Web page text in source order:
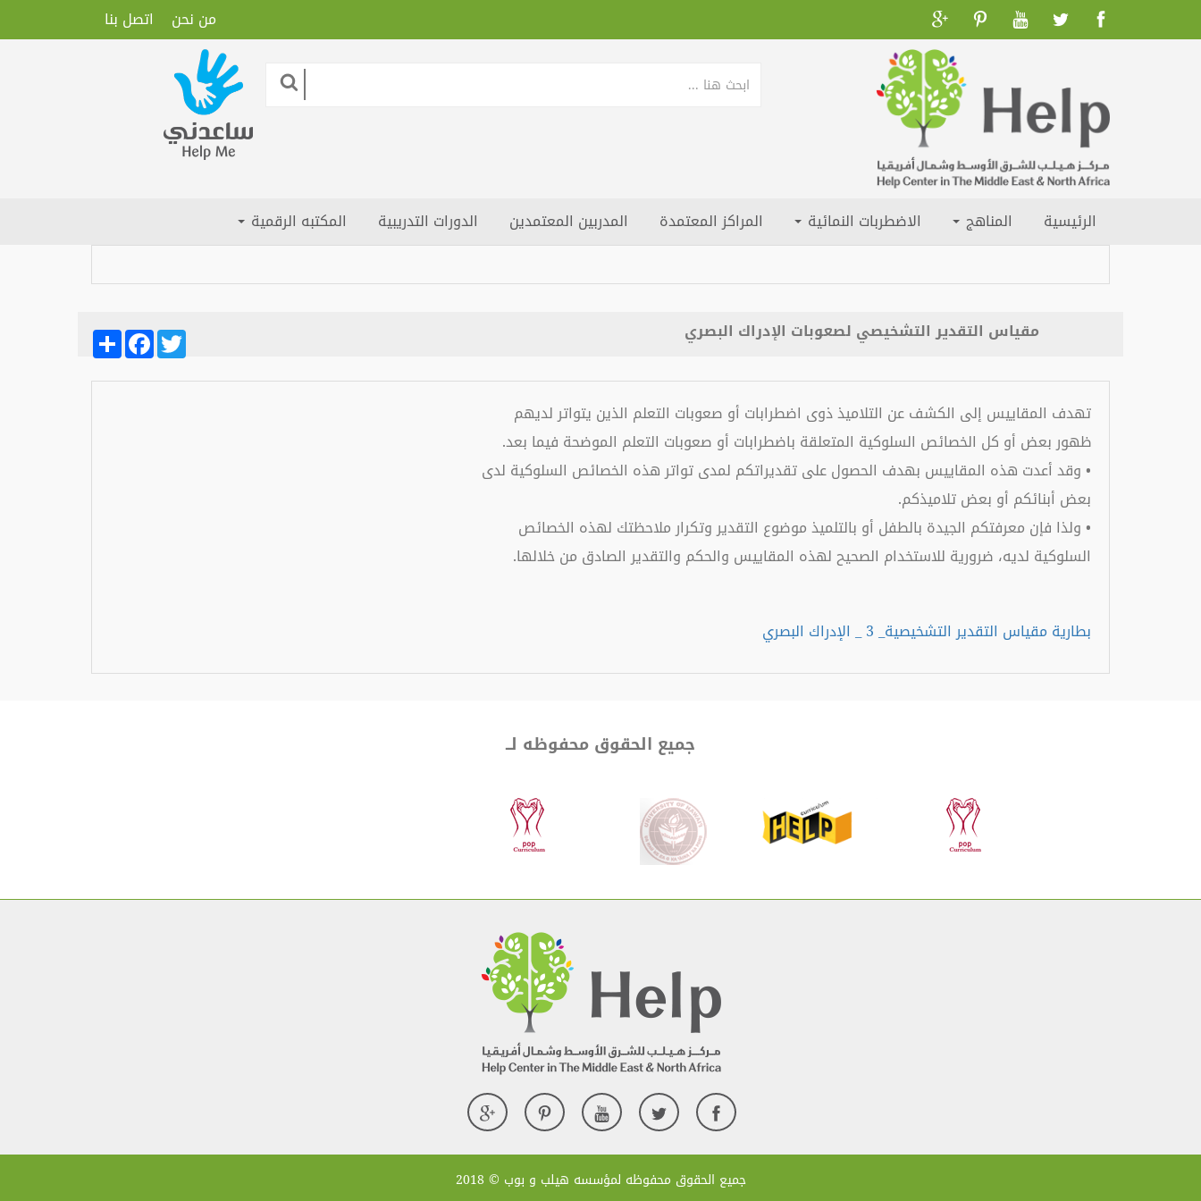
من نحن اتصل بنا
الرئيسية المناهج الاضطربات النمائية المراكز المعتمدة المدربين المعتمدين الدورات التدريبية المكتبه الرقمية
مقياس التقدير التشخيصي لصعوبات الإدراك البصري Share
FacebookTwitter
تهدف المقاييس إلى الكشف عن التلاميذ ذوى اضطرابات أو صعوبات التعلم الذين يتواتر لديهم
ظهور بعض أو كل الخصائص السلوكية المتعلقة باضطرابات أو صعوبات التعلم الموضحة فيما بعد.
• وقد أعدت هذه المقاييس بهدف الحصول على تقديراتكم لمدى تواتر هذه الخصائص السلوكية لدى
بعض أبنائكم أو بعض تلاميذكم.
• ولذا فإن معرفتكم الجيدة بالطفل أو بالتلميذ موضوع التقدير وتكرار ملاحظتك لهذه الخصائص
السلوكية لديه، ضرورية للاستخدام الصحيح لهذه المقاييس والحكم والتقدير الصادق من خلالها.
بطارية مقياس التقدير التشخيصية_ 3 _ الإدراك البصري
جميع الحقوق محفوظه لــ
جميع الحقوق محفوظه لمؤسسه هيلب و بوب © 2018